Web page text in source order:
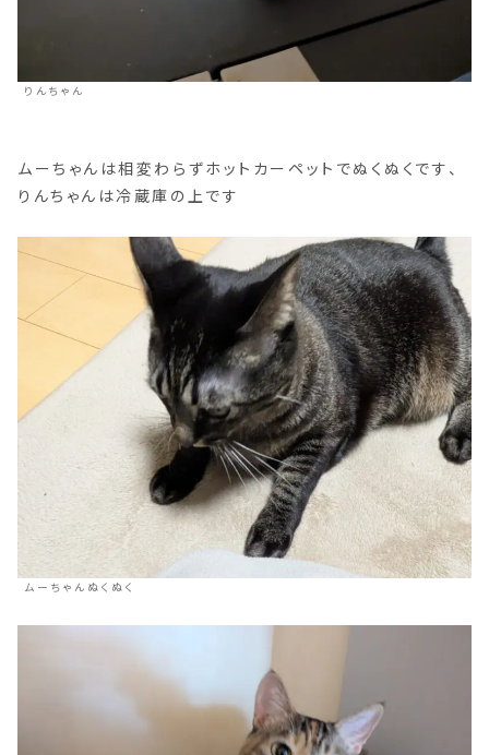
りんちゃん
ムーちゃんは相変わらずホットカーペットでぬくぬくです、
りんちゃんは冷蔵庫の上です
ムーちゃんぬくぬく